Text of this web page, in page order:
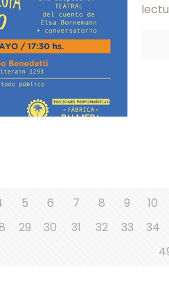
5 6 7 8 9
10
29 30 31 32 33
34